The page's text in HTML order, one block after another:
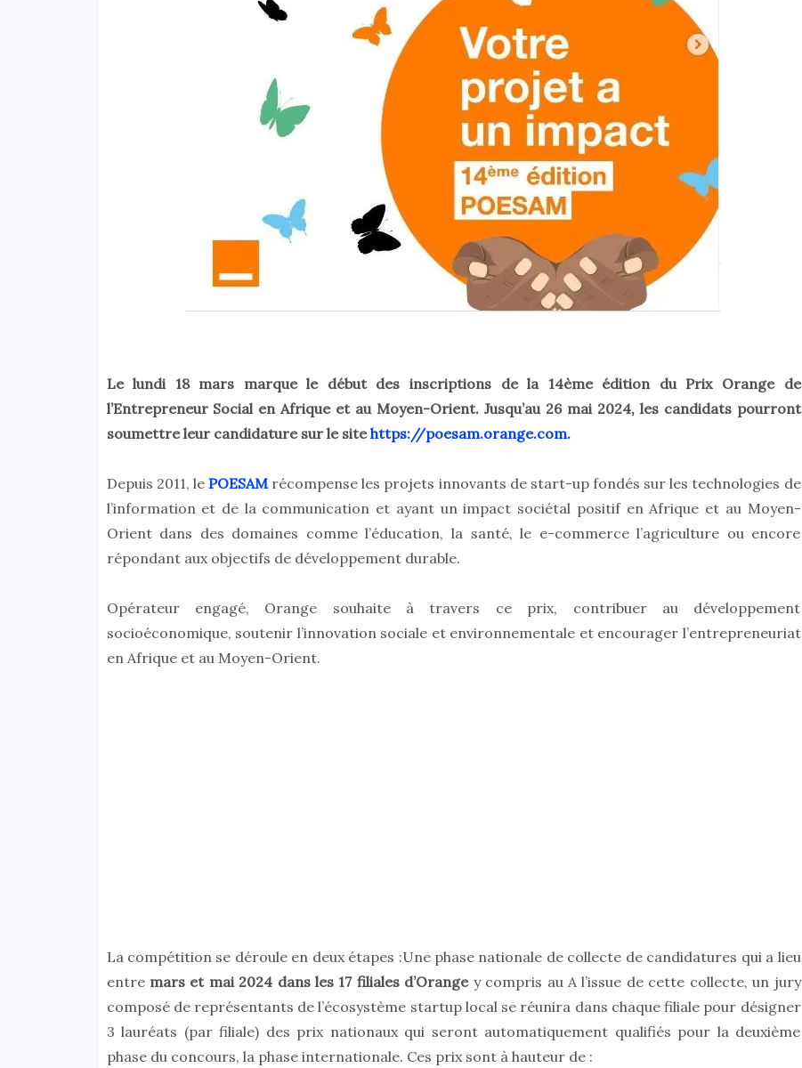
Le lundi 18 mars marque le début des inscriptions de la 14ème édition du Prix Orange de
l’Entrepreneur Social en Afrique et au Moyen-Orient. Jusqu’au 26 mai 2024, les candidats pourront
soumettre leur candidature sur le sitehttps://poesam.orange.com.
Depuis 2011, le POESAM récompense les projets innovants de start-up fondés sur les technologies de
l’information et de la communication et ayant un impact sociétal positif en Afrique et au Moyen-
Orient dans des domaines comme l’éducation, la santé, le e-commerce l’agriculture ou encore
répondant aux objectifs de développement durable.
Opérateur engagé, Orange souhaite à travers ce prix, contribuer au développement
socioéconomique, soutenir l’innovation sociale et environnementale et encourager l’entrepreneuriat
en Afrique et au Moyen-Orient.
La compétition se déroule en deux étapes :Une phase nationale de collecte de candidatures qui a lieu
entre mars et mai 2024 dans les 17 filiales d’Orangey compris au A l’issue de cette collecte, un jury
composé de représentants de l’écosystème startup local se réunira dans chaque filiale pour désigner
3 lauréats (par filiale) des prix nationaux qui seront automatiquement qualifiés pour la deuxième
phase du concours, la phase internationale. Ces prix sont à hauteur de :